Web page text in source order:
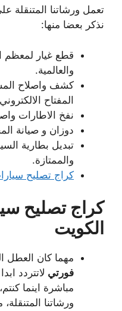
تعمل ورشاتنا المتنقلة
نذكر بعضا منها:
قطع غيار لمعظم
والعالمية.
كشف واصلاح
المفتاح
نفخ الاطارات
دوزان و صيانة
تبديل بطارية
والممتازة.
كراج تصليح
كراج تصليح
الكويت
مهما كان العطل
فورتي لاتتردد
مباشرة اينما
ورشاتنا